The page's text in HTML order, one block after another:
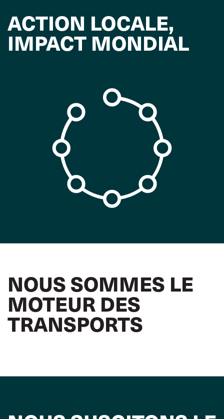
ACTION LOCALE,
IMPACT MONDIAL
NOUS SOMMES LE
MOTEUR DES
TRANSPORTS